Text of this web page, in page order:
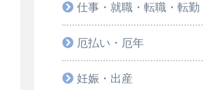
仕事・就職・転職・転勤
厄払い・厄年
妊娠・出産